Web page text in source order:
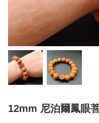
12mm 尼泊爾鳳眼